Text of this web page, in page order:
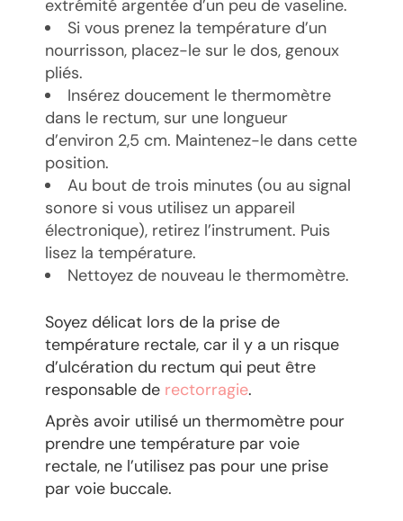
extrémité argentée d’un peu de vaseline.
Si vous prenez la température d’un
nourrisson, placez-le sur le dos, genoux
pliés.
Insérez doucement le thermomètre
dans le rectum, sur une longueur
d’environ 2,5 cm. Maintenez-le dans cette
position.
Au bout de trois minutes (ou au signal
sonore si vous utilisez un appareil
électronique), retirez l’instrument. Puis
lisez la température.
Nettoyez de nouveau le thermomètre.
Soyez délicat lors de la prise de
température rectale, car il y a un risque
d’ulcération du rectum qui peut être
responsable de rectorragie.
Après avoir utilisé un thermomètre pour
prendre une température par voie
rectale, ne l’utilisez pas pour une prise
par voie buccale.